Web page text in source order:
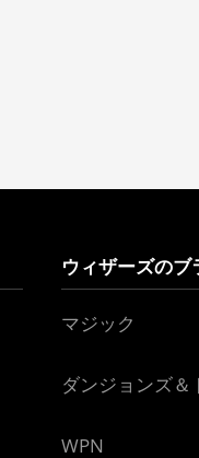
ウィザーズの
マジック
ダンジョンズ＆
WPN